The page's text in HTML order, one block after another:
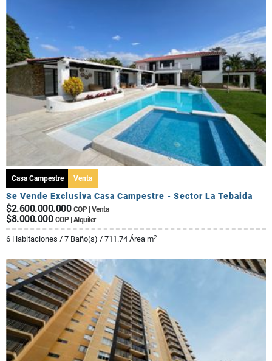
Casa Campestre Venta
Se Vende Exclusiva Casa Campestre - Sector La Tebaida
$2.600.000.000 COP | Venta
$8.000.000 COP | Alquiler
6 Habitaciones / 7 Baño(s) / 711.74 Área m2